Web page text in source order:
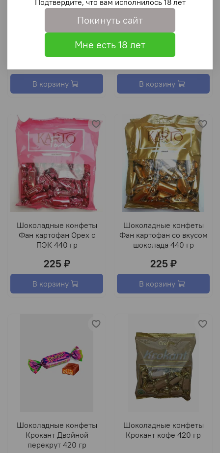
Шоколадные конфеты
Toffee с молочной
начинкой белый 500гр
В корзину
Шоколадные конфеты
Фан картофан молочный
В корзину
Шоколадные конфеты
Фан картофан Орех с
ПЭК 440 гр
225 ₽
В корзину
Шоколадные конфеты
Фан картофан со вкусом
шоколада 440 гр
225 ₽
В корзину
Шоколадные конфеты
Крокант Двойной
перекрут 420 гр
Шоколадные конфеты
Крокант кофе 420 гр
Покинуть сайт
Мне есть 18 лет